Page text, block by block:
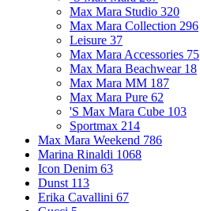
Max Mara Studio 320
Max Mara Collection 296
Leisure 37
Max Mara Accessories 75
Max Mara Beachwear 18
Max Mara MM 187
Max Mara Pure 62
'S Max Mara Cube 103
Sportmax 214
Max Mara Weekend 786
Marina Rinaldi 1068
Icon Denim 63
Dunst 113
Erika Cavallini 67